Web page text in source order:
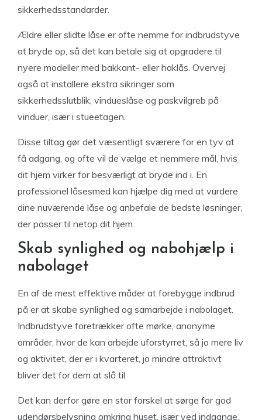
sikkerhedsstandarder.
Ældre eller slidte låse er ofte nemme for indbrudstyve
at bryde op, så det kan betale sig at opgradere til
nyere modeller med bakkant- eller haklås. Overvej
også at installere ekstra sikringer som
sikkerhedsslutblik, vindueslåse og paskvilgreb på
vinduer, især i stueetagen.
Disse tiltag gør det væsentligt sværere for en tyv at
få adgang, og ofte vil de vælge et nemmere mål, hvis
dit hjem virker for besværligt at bryde ind i. En
professionel låsesmed kan hjælpe dig med at vurdere
dine nuværende låse og anbefale de bedste løsninger,
der passer til netop dit hjem.
Skab synlighed og nabohjælp i
nabolaget
En af de mest effektive måder at forebygge indbrud
på er at skabe synlighed og samarbejde i nabolaget.
Indbrudstyve foretrækker ofte mørke, anonyme
områder, hvor de kan arbejde uforstyrret, så jo mere liv
og aktivitet, der er i kvarteret, jo mindre attraktivt
bliver det for dem at slå til.
Det kan derfor gøre en stor forskel at sørge for god
udendørsbelysning omkring huset, især ved indgange,